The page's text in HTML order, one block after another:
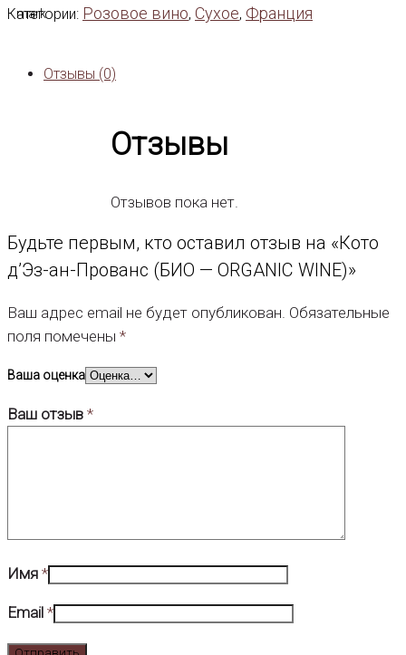
Категории: Розовое вино, Сухое, Франция
Отзывы (0)
Отзывы
Отзывов пока нет.
Будьте первым, кто оставил отзыв на «Кото
д’Эз-ан-Прованс (БИО — ORGANIC WINE)»
Ваш адрес email не будет опубликован. Обязательные
поля помечены *
Ваша оценка
Ваш отзыв *
Имя *
Email *